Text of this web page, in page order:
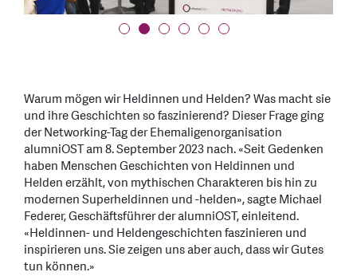
Warum mögen wir Heldinnen und Helden? Was macht sie
und ihre Geschichten so faszinierend? Dieser Frage ging
der Networking-Tag der Ehemaligenorganisation
alumniOST am 8. September 2023 nach. «Seit Gedenken
haben Menschen Geschichten von Heldinnen und
Helden erzählt, von mythischen Charakteren bis hin zu
modernen Superheldinnen und -helden», sagte Michael
Federer, Geschäftsführer der alumniOST, einleitend.
«Heldinnen- und Heldengeschichten faszinieren und
inspirieren uns. Sie zeigen uns aber auch, dass wir Gutes
tun können.»